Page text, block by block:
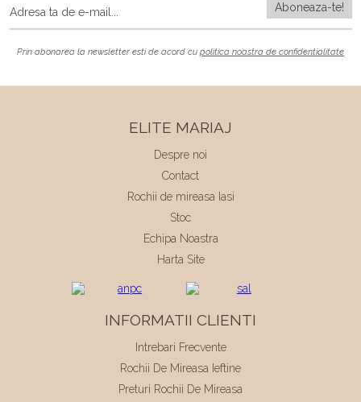
Prin abonarea la newsletter esti de acord cu politica noastra de confidentialitate
ELITE MARIAJ
Despre noi
Contact
Rochii de mireasa Iasi
Stoc
Echipa Noastra
Harta Site
INFORMATII CLIENTI
Intrebari Frecvente
Rochii De Mireasa Ieftine
Preturi Rochii De Mireasa